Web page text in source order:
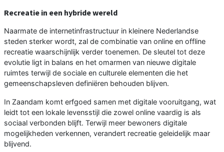
Recreatie in een hybride wereld
Naarmate de internetinfrastructuur in kleinere Nederlandse
steden sterker wordt, zal de combinatie van online en offline
recreatie waarschijnlijk verder toenemen. De sleutel tot deze
evolutie ligt in balans en het omarmen van nieuwe digitale
ruimtes terwijl de sociale en culturele elementen die het
gemeenschapsleven definiëren behouden blijven.
In Zaandam komt erfgoed samen met digitale vooruitgang, wat
leidt tot een lokale levensstijl die zowel online vaardig is als
sociaal verbonden blijft. Terwijl meer bewoners digitale
mogelijkheden verkennen, verandert recreatie geleidelijk maar
blijvend.